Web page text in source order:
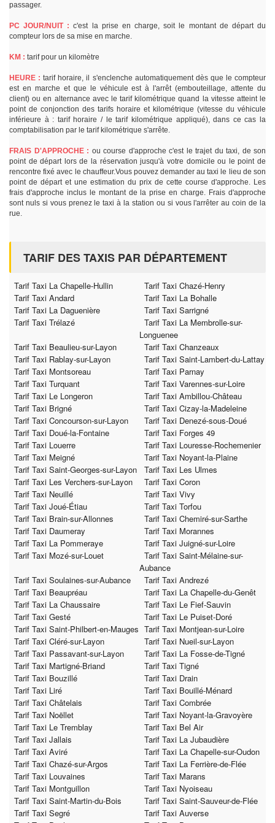
passager.
PC JOUR/NUIT : c'est la prise en charge, soit le montant de départ du
compteur lors de sa mise en marche.
KM : tarif pour un kilomètre
HEURE : tarif horaire, il s'enclenche automatiquement dès que le compteur
est en marche et que le véhicule est à l'arrêt (embouteillage, attente du
client) ou en alternance avec le tarif kilométrique quand la vitesse atteint le
point de conjonction des tarifs horaire et kilométrique (vitesse du véhicule
inférieure à : tarif horaire / le tarif kilométrique appliqué), dans ce cas la
comptabilisation par le tarif kilométrique s'arrête.
FRAIS D'APPROCHE : ou course d'approche c'est le trajet du taxi, de son
point de départ lors de la réservation jusqu'à votre domicile ou le point de
rencontre fixé avec le chauffeur.Vous pouvez demander au taxi le lieu de son
point de départ et une estimation du prix de cette course d'approche. Les
frais d'approche inclus le montant de la prise en charge. Frais d'approche
sont nuls si vous prenez le taxi à la station ou si vous l'arrêter au coin de la
rue.
TARIF DES TAXIS PAR DÉPARTEMENT
Tarif Taxi La Chapelle-Hullin
Tarif Taxi Chazé-Henry
Tarif Taxi Andard
Tarif Taxi La Bohalle
Tarif Taxi La Daguenière
Tarif Taxi Sarrigné
Tarif Taxi Trélazé
Tarif Taxi La Membrolle-sur-
Longuenee
Tarif Taxi Beaulieu-sur-Layon
Tarif Taxi Chanzeaux
Tarif Taxi Rablay-sur-Layon
Tarif Taxi Saint-Lambert-du-Lattay
Tarif Taxi Montsoreau
Tarif Taxi Parnay
Tarif Taxi Turquant
Tarif Taxi Varennes-sur-Loire
Tarif Taxi Le Longeron
Tarif Taxi Ambillou-Château
Tarif Taxi Brigné
Tarif Taxi Cizay-la-Madeleine
Tarif Taxi Concourson-sur-Layon
Tarif Taxi Denezé-sous-Doué
Tarif Taxi Doué-la-Fontaine
Tarif Taxi Forges 49
Tarif Taxi Louerre
Tarif Taxi Louresse-Rochemenier
Tarif Taxi Meigné
Tarif Taxi Noyant-la-Plaine
Tarif Taxi Saint-Georges-sur-Layon
Tarif Taxi Les Ulmes
Tarif Taxi Les Verchers-sur-Layon
Tarif Taxi Coron
Tarif Taxi Neuillé
Tarif Taxi Vivy
Tarif Taxi Joué-Étiau
Tarif Taxi Torfou
Tarif Taxi Brain-sur-Allonnes
Tarif Taxi Chemiré-sur-Sarthe
Tarif Taxi Daumeray
Tarif Taxi Morannes
Tarif Taxi La Pommeraye
Tarif Taxi Juigné-sur-Loire
Tarif Taxi Mozé-sur-Louet
Tarif Taxi Saint-Mélaine-sur-
Aubance
Tarif Taxi Soulaines-sur-Aubance
Tarif Taxi Andrezé
Tarif Taxi Beaupréau
Tarif Taxi La Chapelle-du-Genêt
Tarif Taxi La Chaussaire
Tarif Taxi Le Fief-Sauvin
Tarif Taxi Gesté
Tarif Taxi Le Puiset-Doré
Tarif Taxi Saint-Philbert-en-Mauges Tarif Taxi Montjean-sur-Loire
Tarif Taxi Cléré-sur-Layon
Tarif Taxi Nueil-sur-Layon
Tarif Taxi Passavant-sur-Layon
Tarif Taxi La Fosse-de-Tigné
Tarif Taxi Martigné-Briand
Tarif Taxi Tigné
Tarif Taxi Bouzillé
Tarif Taxi Drain
Tarif Taxi Liré
Tarif Taxi Bouillé-Ménard
Tarif Taxi Châtelais
Tarif Taxi Combrée
Tarif Taxi Noëllet
Tarif Taxi Noyant-la-Gravoyère
Tarif Taxi Le Tremblay
Tarif Taxi Bel Air
Tarif Taxi Jallais
Tarif Taxi La Jubaudière
Tarif Taxi Aviré
Tarif Taxi La Chapelle-sur-Oudon
Tarif Taxi Chazé-sur-Argos
Tarif Taxi La Ferrière-de-Flée
Tarif Taxi Louvaines
Tarif Taxi Marans
Tarif Taxi Montguillon
Tarif Taxi Nyoiseau
Tarif Taxi Saint-Martin-du-Bois
Tarif Taxi Saint-Sauveur-de-Flée
Tarif Taxi Segré
Tarif Taxi Auverse